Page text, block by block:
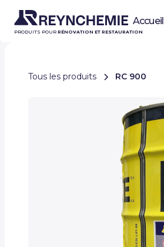
PRODUITS POUR RÉNOVATION ET RESTAURATION
Accueil
Tous les produits RC 900